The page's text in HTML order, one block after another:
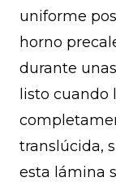
uniforme
horno
durante
listo cuando
translúcida,
esta lámina